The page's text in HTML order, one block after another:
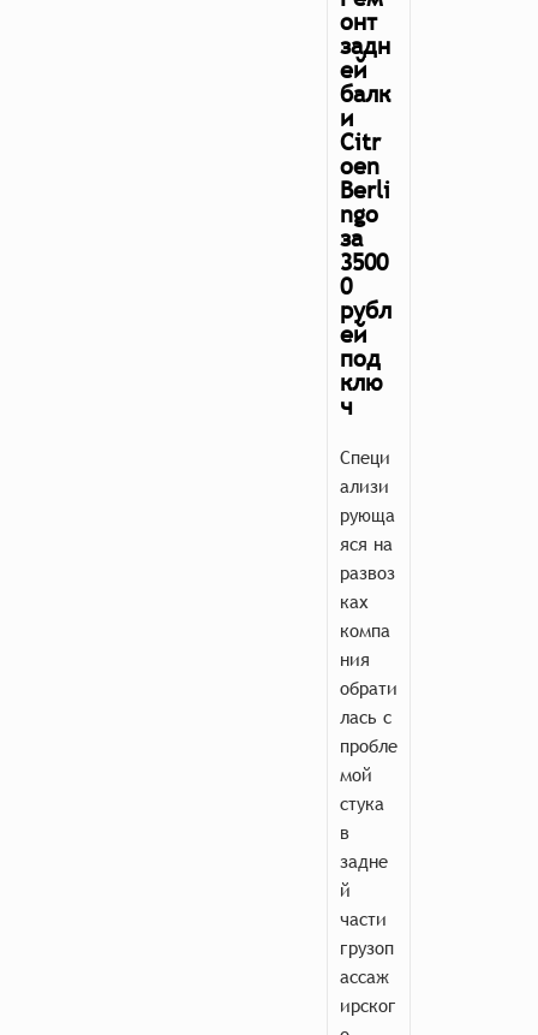
онт
задн
ей
балк
и
Citr
oen
Berli
ngo
за
3500
0
рубл
ей
под
клю
ч
Специ
ализи
рующа
яся на
развоз
ках
компа
ния
обрати
лась с
пробле
мой
стука
в
задне
й
части
грузоп
ассаж
ирског